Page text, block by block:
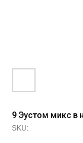
9 Эустом микс в
SKU: